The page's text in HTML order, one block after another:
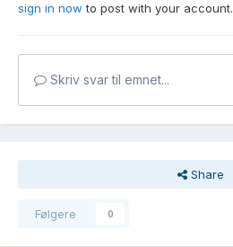
sign in now to post with your account.
Skriv svar til emnet...
Share
Følgere 0